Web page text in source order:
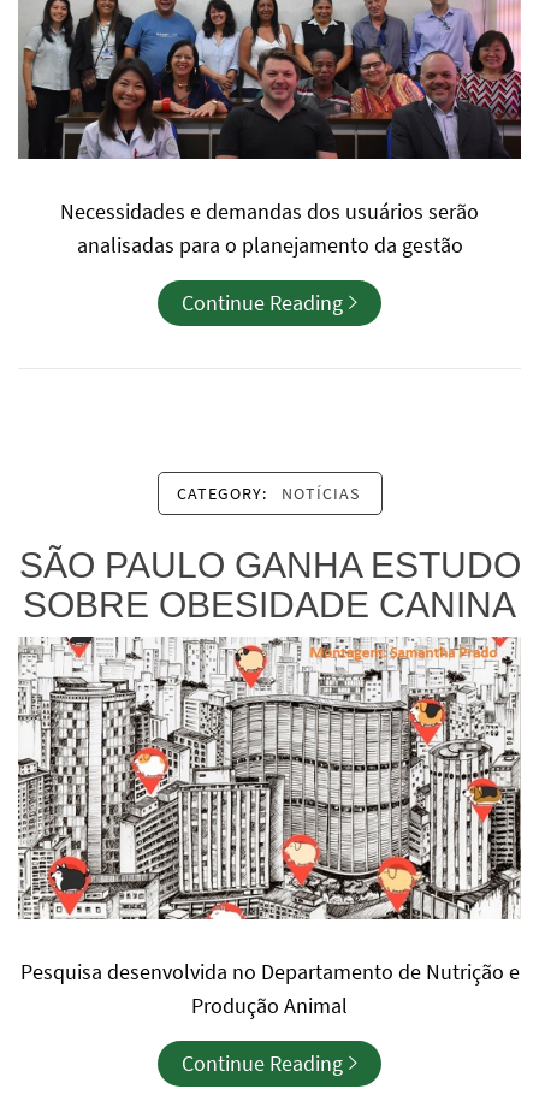
Necessidades e demandas dos usuários serão
analisadas para o planejamento da gestão
Continue Reading
CATEGORY: NOTÍCIAS
SÃO PAULO GANHA ESTUDO
SOBRE OBESIDADE CANINA
Pesquisa desenvolvida no Departamento de Nutrição e
Produção Animal
Continue Reading